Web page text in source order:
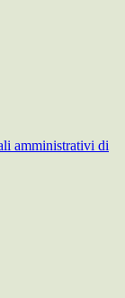
amministrativi di